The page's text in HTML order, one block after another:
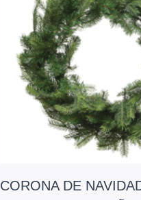
CORONA DE